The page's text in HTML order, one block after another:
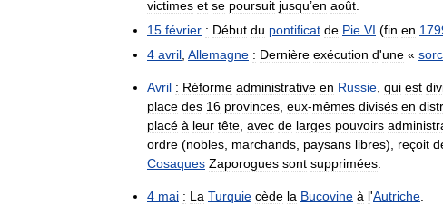
victimes et se poursuit jusqu’en août
15 février : Début du pontificat de Pie VI (fin en
4 avril Allemagne : Dernière exécution d'une «
Avril : Réforme administrative en Russie qui est
place des 16 provinces eux-mêmes divisés en
placé à leur tête avec de larges pouvoirs
ordre (nobles marchands paysans libres), reçoit
Cosaques Zaporogues sont supprimées
4 mai : La Turquie cède la Bucovine à l'Autriche